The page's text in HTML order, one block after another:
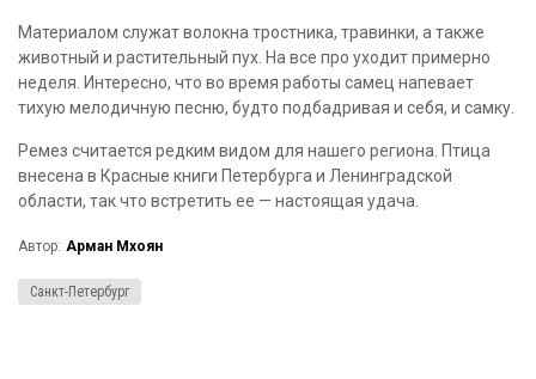
Материалом служат волокна тростника, травинки, а также
животный и растительный пух. На все про уходит примерно
неделя. Интересно, что во время работы самец напевает
тихую мелодичную песню, будто подбадривая и себя, и самку.
Ремез считается редким видом для нашего региона. Птица
внесена в Красные книги Петербурга и Ленинградской
области, так что встретить ее — настоящая удача.
Автор: Арман Мхоян
Санкт-Петербург